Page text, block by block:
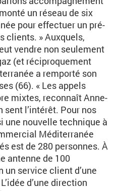
un réseau de six
pour effectuer un pré-
clients. » Auxquels,
vendre non seulement
(et réciproquement
a remporté son
(66). « Les appels
mixtes, reconnaît Anne-
sent l’intérêt. Pour nos
une nouvelle technique à
Méditerranée
est de 280 personnes. À
antenne de 100
un service client d’une
d’une direction